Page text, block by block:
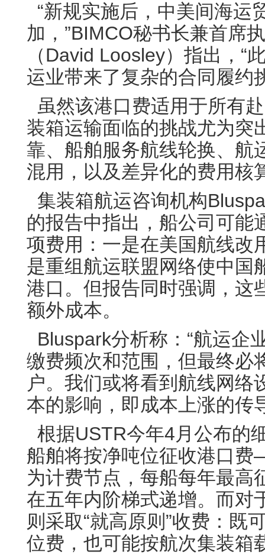
“新规实施后，中美间海运
加，”BIMCO秘书长兼首席
（David Loosley）指出，“
运业带来了复杂的合同履约
虽然该港口费适用于所有
装箱运输面临的挑战尤为突
靠、船舶服务航线轮换、航
混用，以及差异化的费用核
集装箱航运咨询机构
的报告中指出，船公司可能
项费用：一是在美国航线改
是重组航运联盟网络使中国
港口。但报告同时强调，这
额外成本。
Bluspark分析称：“航运企
缴费频次和范围，但最终必
户。我们或将看到航线网络
本的影响，即成本上涨的传
根据USTR今年4月公布的
船舶将按净吨位征收港口
为计费节点，每船每年最高
在五年内阶梯式递增。而对
则采取“就高原则”收费：既
位费，也可能按航次集装箱